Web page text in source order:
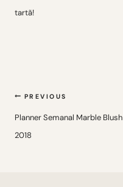
tartã!
Navegação
de
Post
PREVIOUS
Planner Semanal Marble Blush
2018